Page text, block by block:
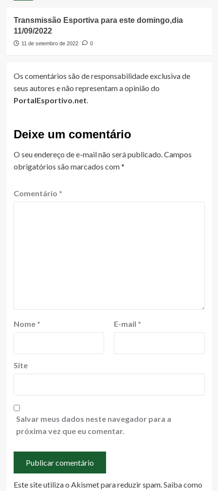
Transmissão Esportiva para este domingo,dia
11/09/2022
11 de setembro de 2022 0
Os comentários são de responsabilidade exclusiva de
seus autores e não representam a opinião do
PortalEsportivo.net.
Deixe um comentário
O seu endereço de e-mail não será publicado.Campos
obrigatórios são marcados com*
Comentário *
Nome * E-mail *
Site
Salvar meus dados neste navegador para a
próxima vez que eu comentar.
Este site utiliza o Akismet para reduzir spam.Saiba como